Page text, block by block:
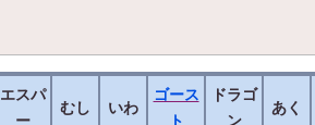
エスパ
ー
むし いわ
ゴース
ト
ドラゴ
ン
あく